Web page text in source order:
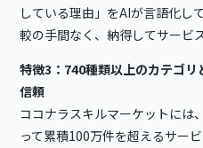
している理由」をAIが言語化し
較の手間なく、納得してサービ
特徴3：740種類以上のカテゴ
信頼
ココナラスキルマーケットには
って累積100万件を超えるサー